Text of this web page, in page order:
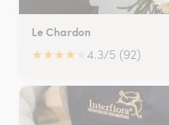
Le Chardon
★★★★ 4.3/5 (92)